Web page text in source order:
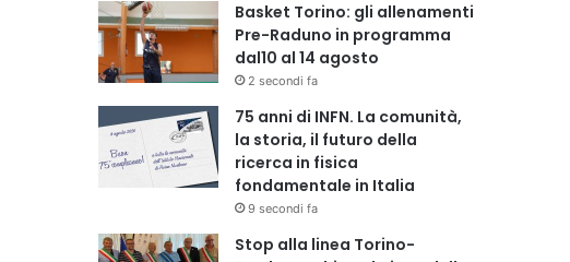
Basket Torino: gli allenamenti
Pre-Raduno in programma
dal10 al 14 agosto
2 secondi fa
75 anni di INFN. La comunità,
la storia, il futuro della
ricerca in fisica
fondamentale in Italia
9 secondi fa
Stop alla linea Torino-